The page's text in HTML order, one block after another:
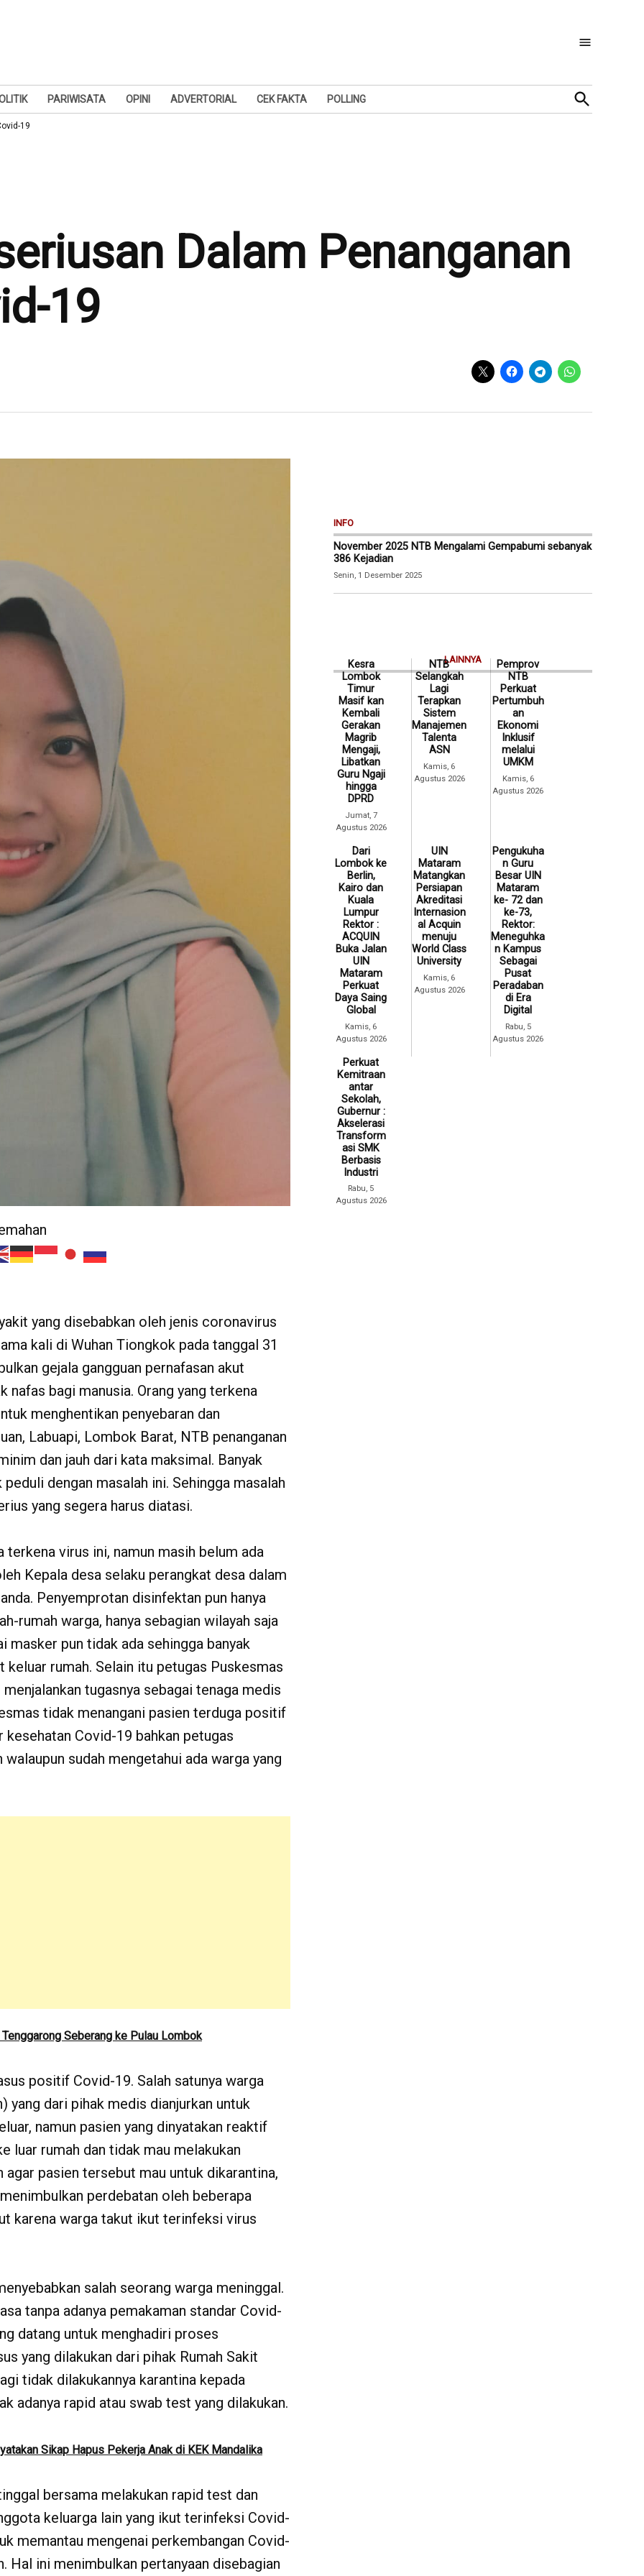
PARIWISATA OPINI ADVERTORIAL CEK FAKTA POLLING
Open
Search
19
Dalam Penanganan
19
yang disebabkan oleh jenis coronavirus
kali di Wuhan Tiongkok pada tanggal 31
gejala gangguan pernafasan akut
nafas bagi manusia. Orang yang terkena
menghentikan penyebaran dan
Labuapi, Lombok Barat, NTB penanganan
dan jauh dari kata maksimal. Banyak
dengan masalah ini. Sehingga masalah
yang segera harus diatasi.
terkena virus ini, namun masih belum ada
Kepala desa selaku perangkat desa dalam
Penyemprotan disinfektan pun hanya
rumah warga, hanya sebagian wilayah saja
masker pun tidak ada sehingga banyak
rumah. Selain itu petugas Puskesmas
tugasnya sebagai tenaga medis
tidak menangani pasien terduga positif
Covid-19 bahkan petugas
sudah mengetahui ada warga yang
Seberang ke Pulau Lombok
positif Covid-19. Salah satunya warga
yang dari pihak medis dianjurkan untuk
namun pasien yang dinyatakan reaktif
luar rumah dan tidak mau melakukan
pasien tersebut mau untuk dikarantina,
perdebatan oleh beberapa
karena warga takut ikut terinfeksi virus
salah seorang warga meninggal.
tanpa adanya pemakaman standar Covid-
datang untuk menghadiri proses
yang dilakukan dari pihak Rumah Sakit
tidak dilakukannya karantina kepada
adanya rapid atau swab test yang dilakukan.
Sikap Hapus Pekerja Anak di KEK Mandalika
bersama melakukan rapid test dan
keluarga lain yang ikut terinfeksi Covid-
memantau mengenai perkembangan Covid-
Hal ini menimbulkan pertanyaan disebagian
INFO
November 2025 NTB Mengalami Gempabumi sebanyak
386 Kejadian
Senin, 1 Desember 2025
LAINNYA
Kesra
Lombok
Timur
Masif kan
Kembali
Gerakan
Magrib
Mengaji,
Libatkan
Guru Ngaji
hingga
DPRD
Jumat, 7
Agustus 2026
NTB
Selangkah
Lagi
Terapkan
Sistem
Manajemen
Talenta
ASN
Kamis, 6
Agustus 2026
Pemprov
NTB
Perkuat
Pertumbuh
an
Ekonomi
Inklusif
melalui
UMKM
Kamis, 6
Agustus 2026
Dari
Lombok ke
Berlin,
Kairo dan
Kuala
Lumpur
Rektor :
ACQUIN
Buka Jalan
UIN
Mataram
Perkuat
Daya Saing
Global
Kamis, 6
Agustus 2026
UIN
Mataram
Matangkan
Persiapan
Akreditasi
Internasion
al Acquin
menuju
World Class
University
Kamis, 6
Agustus 2026
Pengukuha
n Guru
Besar UIN
Mataram
ke- 72 dan
ke-73,
Rektor:
Meneguhka
n Kampus
Sebagai
Pusat
Peradaban
di Era
Digital
Rabu, 5
Agustus 2026
Perkuat
Kemitraan
antar
Sekolah,
Gubernur :
Akselerasi
Transform
asi SMK
Berbasis
Industri
Rabu, 5
Agustus 2026